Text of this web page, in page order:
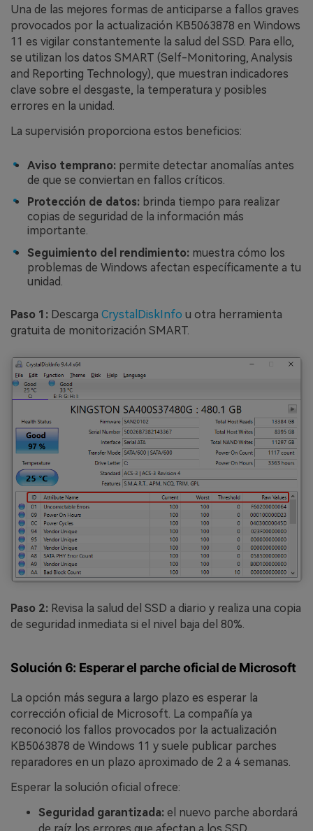
Una de las mejores formas de anticiparse a fallos graves
provocados por la actualización KB5063878 en Windows
11 es vigilar constantemente la salud del SSD. Para ello,
se utilizan los datos SMART (Self-Monitoring, Analysis
and Reporting Technology), que muestran indicadores
clave sobre el desgaste, la temperatura y posibles
errores en la unidad.
La supervisión proporciona estos beneficios:
Aviso temprano: permite detectar anomalías antes
de que se conviertan en fallos críticos.
Protección de datos: brinda tiempo para realizar
copias de seguridad de la información más
importante.
Seguimiento del rendimiento: muestra cómo los
problemas de Windows afectan específicamente a tu
unidad.
Paso 1: Descarga CrystalDiskInfo u otra herramienta
gratuita de monitorización SMART.
Paso 2: Revisa la salud del SSD a diario y realiza una copia
de seguridad inmediata si el nivel baja del 80%.
Solución 6: Esperar el parche oficial de Microsoft
La opción más segura a largo plazo es esperar la
corrección oficial de Microsoft. La compañía ya
reconoció los fallos provocados por la actualización
KB5063878 de Windows 11 y suele publicar parches
reparadores en un plazo aproximado de 2 a 4 semanas.
Esperar la solución oficial ofrece:
Seguridad garantizada: el nuevo parche abordará
de raíz los errores que afectan a los SSD.